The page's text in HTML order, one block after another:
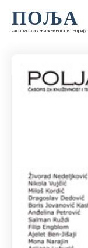
ПОЉА
часопис за књижевност и теорију